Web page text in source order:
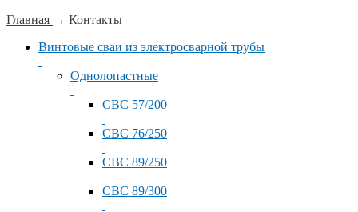
Главная → Контакты
Винтовые сваи из электросварной трубы
Однолопастные
СВС 57/200
СВС 76/250
СВС 89/250
СВС 89/300